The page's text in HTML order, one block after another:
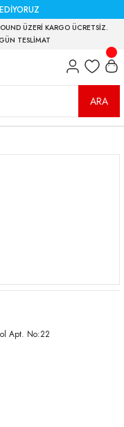
ÜZERİ KARGO ÜCRETSİZ.
TESLİMAT
ARA
Apt. No:22